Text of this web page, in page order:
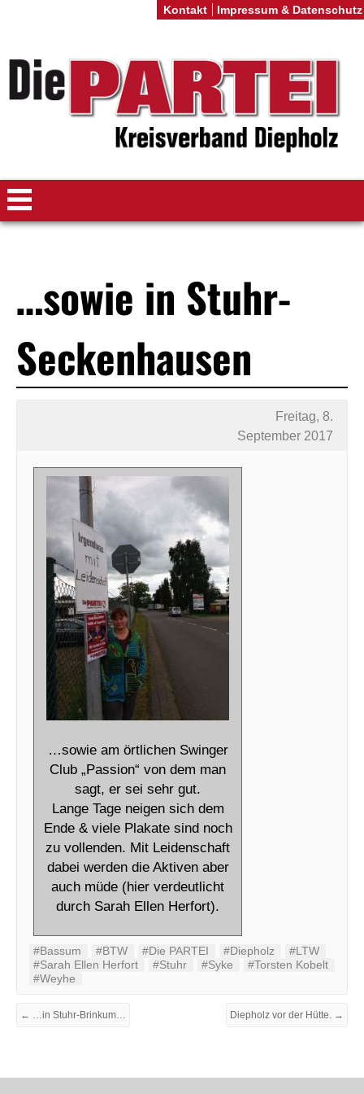
…sowie in Stuhr-
Seckenhausen
Freitag, 8.
September 2017
…sowie am örtlichen Swinger
Club „Passion“ von dem man
sagt, er sei sehr gut.
Lange Tage neigen sich dem
Ende & viele Plakate sind noch
zu vollenden. Mit Leidenschaft
dabei werden die Aktiven aber
auch müde (hier verdeutlicht
durch Sarah Ellen Herfort).
#Bassum #BTW #Die PARTEI #Diepholz
#LTW
#Sarah Ellen Herfort
#Stuhr #Syke
#Torsten Kobelt
#Weyhe
← …in Stuhr-Brinkum… Diepholz vor der Hütte. →
Kontakt Impressum & Datenschutz